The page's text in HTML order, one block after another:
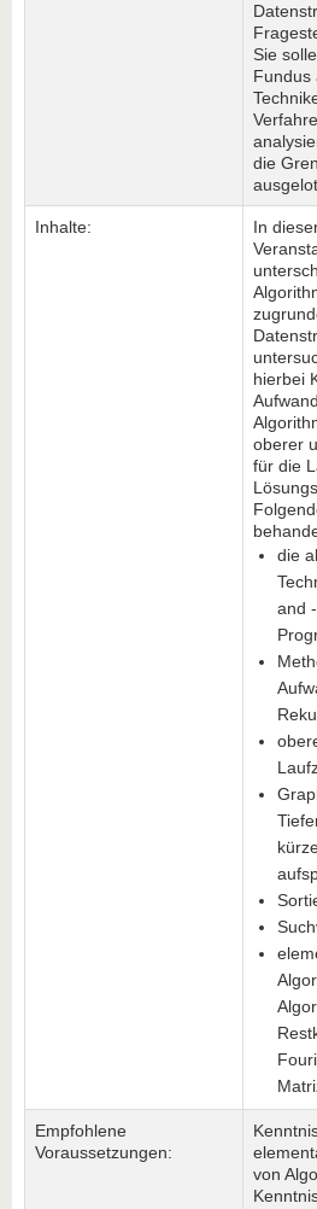
Sie
Fundus
die
Inhalte:
In
hierbei
oberer
für die
die
and
Empfohlene
Voraussetzungen:
von